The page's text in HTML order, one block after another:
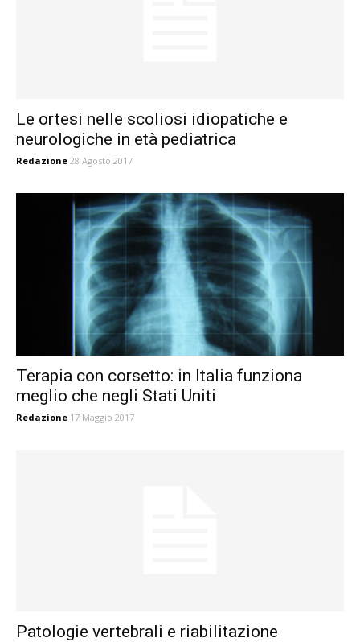
Le ortesi nelle scoliosi idiopatiche e
neurologiche in età pediatrica
Redazione 28 Agosto 2017
Terapia con corsetto: in Italia funziona
meglio che negli Stati Uniti
Redazione 17 Maggio 2017
Patologie vertebrali e riabilitazione